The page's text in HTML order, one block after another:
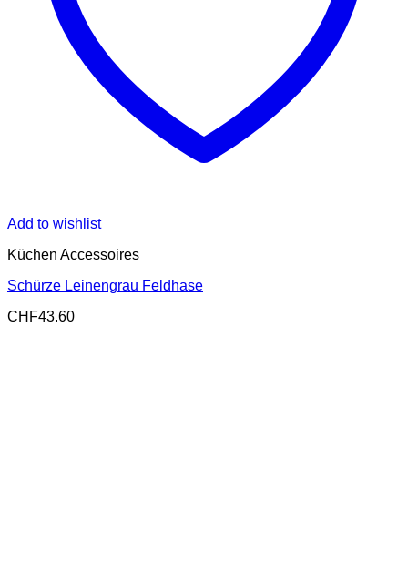
Add to wishlist
Küchen Accessoires
Schürze Leinengrau Feldhase
CHF43.60